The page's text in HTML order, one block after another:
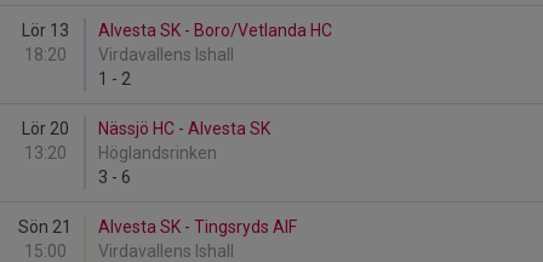
Lör 13
18:20
Alvesta SK - Boro/Vetlanda HC
Virdavallens Ishall
1 - 2
Lör 20
13:20
Nässjö HC - Alvesta SK
Höglandsrinken
3 - 6
Sön 21
15:00
Alvesta SK - Tingsryds AIF
Virdavallens Ishall